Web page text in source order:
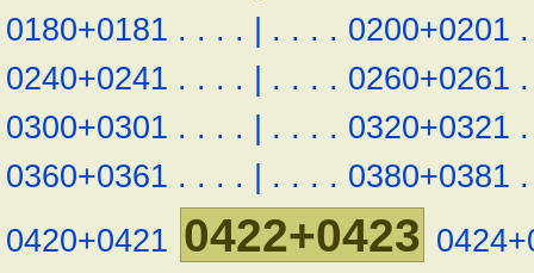
0180+0181 . . . . | . . . . 0200+0201 .
0240+0241 . . . . | . . . . 0260+0261 .
0300+0301 . . . . | . . . . 0320+0321 .
0360+0361 . . . . | . . . . 0380+0381 .
0420+0421 0422+0423